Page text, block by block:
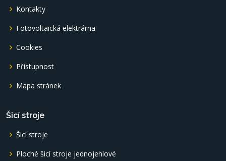
Kontakty
Fotovoltaická elektrárna
Cookies
Přístupnost
Mapa stránek
Šicí stroje
Šicí stroje
Ploché šicí stroje jednojehlové